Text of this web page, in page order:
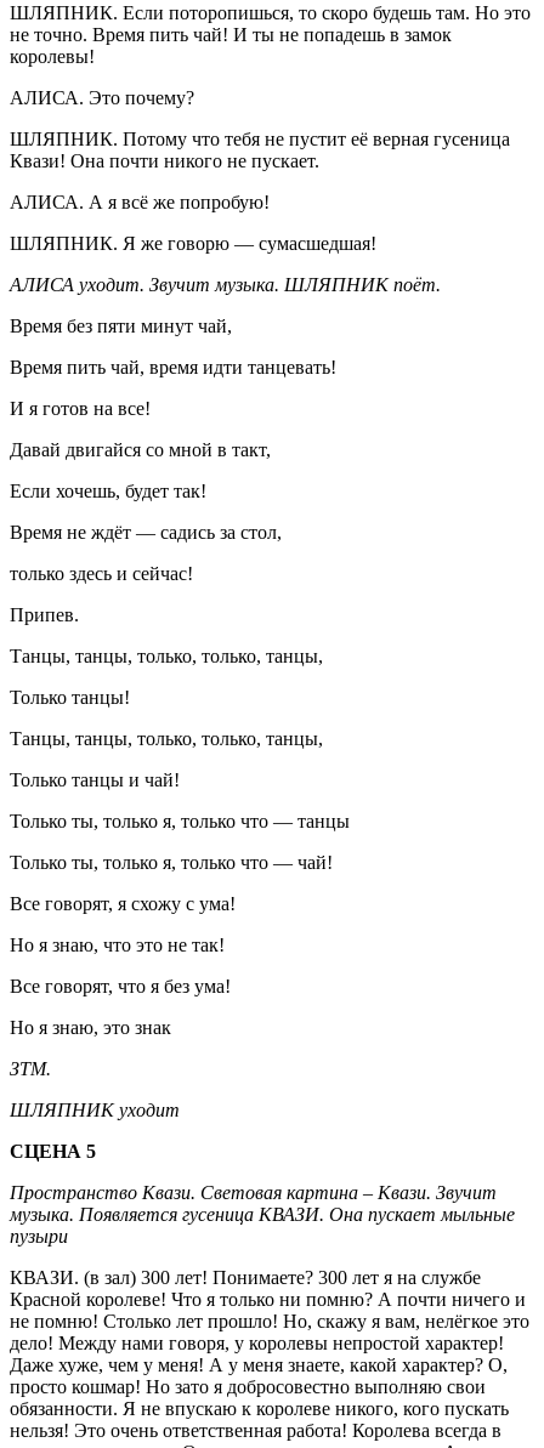
ШЛЯПНИК. Если поторопишься, то скоро будешь там. Но это
не точно. Время пить чай! И ты не попадешь в замок
королевы!
АЛИСА. Это почему?
ШЛЯПНИК. Потому что тебя не пустит её верная гусеница
Квази! Она почти никого не пускает.
АЛИСА. А я всё же попробую!
ШЛЯПНИК. Я же говорю — сумасшедшая!
АЛИСА уходит. Звучит музыка. ШЛЯПНИК поёт.
Время без пяти минут чай,
Время пить чай, время идти танцевать!
И я готов на все!
Давай двигайся со мной в такт,
Если хочешь, будет так!
Время не ждёт — садись за стол,
только здесь и сейчас!
Припев.
Танцы, танцы, только, только, танцы,
Только танцы!
Танцы, танцы, только, только, танцы,
Только танцы и чай!
Только ты, только я, только что — танцы
Только ты, только я, только что — чай!
Все говорят, я схожу с ума!
Но я знаю, что это не так!
Все говорят, что я без ума!
Но я знаю, это знак
ЗТМ.
ШЛЯПНИК уходит
СЦЕНА 5
Пространство Квази. Световая картина – Квази. Звучит
музыка. Появляется гусеница КВАЗИ. Она пускает мыльные
пузыри
КВАЗИ. (в зал) 300 лет! Понимаете? 300 лет я на службе
Красной королеве! Что я только ни помню? А почти ничего и
не помню! Столько лет прошло! Но, скажу я вам, нелёгкое это
дело! Между нами говоря, у королевы непростой характер!
Даже хуже, чем у меня! А у меня знаете, какой характер? О,
просто кошмар! Но зато я добросовестно выполняю свои
обязанности. Я не впускаю к королеве никого, кого пускать
нельзя! Это очень ответственная работа! Королева всегда в